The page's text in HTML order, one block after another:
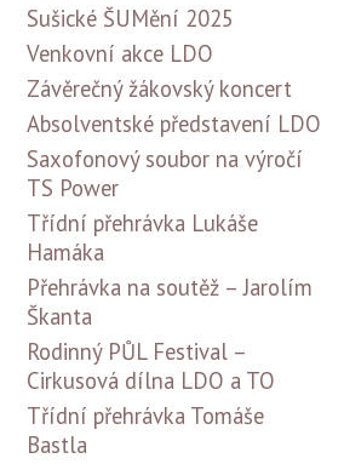
Sušické ŠUMění 2025
Venkovní akce LDO
Závěrečný žákovský koncert
Absolventské představení LDO
Saxofonový soubor na výročí
TS Power
Třídní přehrávka Lukáše
Hamáka
Přehrávka na soutěž – Jarolím
Škanta
Rodinný PŮL Festival –
Cirkusová dílna LDO a TO
Třídní přehrávka Tomáše
Bastla